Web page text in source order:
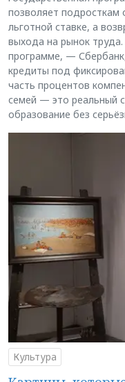
позволяет подросткам
льготной ставке, а
выхода на рынок
программе, —
кредиты под
часть процентов
семей — это реальный
образование без
Культура